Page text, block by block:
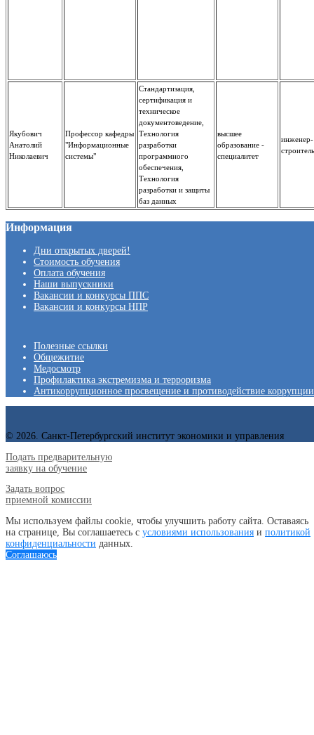
Якубович
Анатолий
Николаевич
Профессор кафедры
"Информационные
системы"
Стандартизация,
сертификация и
техническое
документоведение,
Технология
разработки
программного
обеспечения,
Технология
разработки и защиты
баз данных
высшее
образование -
специалитет
инженер-
строитель
Информация
Дни открытых дверей!
Стоимость обучения
Оплата обучения
Наши выпускники
Вакансии и конкурсы ППС
Вакансии и конкурсы НПР
Полезные ссылки
Общежитие
Медосмотр
Профилактика экстремизма и терроризма
Антикоррупционное просвещение и противодействие коррупции
© 2026. Санкт-Петербургский институт экономики и управления
Подать предварительную
заявку на обучение
Задать вопрос
приемной комиссии
Мы используем файлы cookie, чтобы улучшить работу сайта. Оставаясь
на странице, Вы соглашаетесь с условиями использования и политикой
конфиденциальности данных.
Соглашаюсь